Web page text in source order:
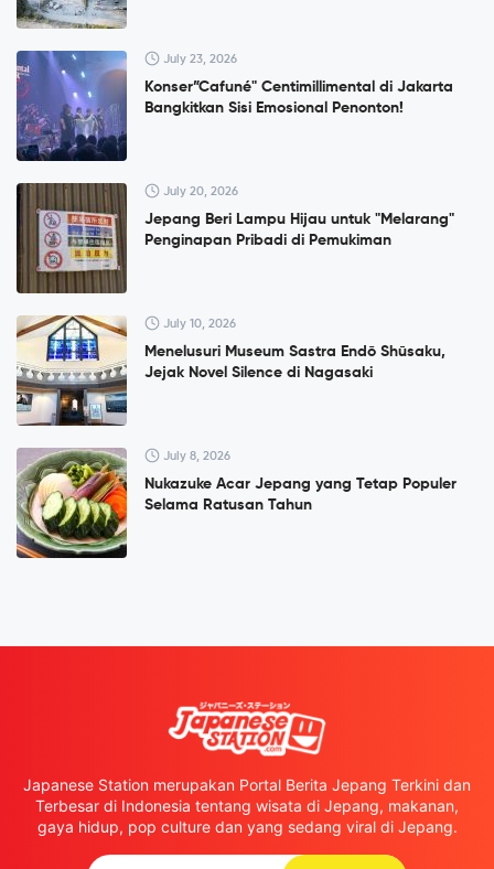
July 23, 2026
Konser”Cafuné" Centimillimental di Jakarta
Bangkitkan Sisi Emosional Penonton!
July 20, 2026
Jepang Beri Lampu Hijau untuk "Melarang"
Penginapan Pribadi di Pemukiman
July 10, 2026
Menelusuri Museum Sastra Endō Shūsaku,
Jejak Novel Silence di Nagasaki
July 8, 2026
Nukazuke Acar Jepang yang Tetap Populer
Selama Ratusan Tahun
Japanese Station merupakan Portal Berita Jepang Terkini dan
Terbesar di Indonesia tentang wisata di Jepang, makanan,
gaya hidup, pop culture dan yang sedang viral di Jepang.